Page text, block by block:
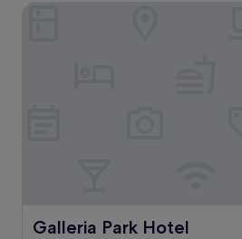
Galleria Park Hotel
Galleria Park Hotel